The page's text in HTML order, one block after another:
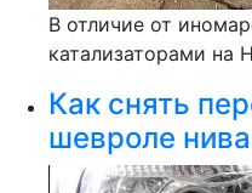
В отличие от
катализаторами на
Как снять
шевроле нива